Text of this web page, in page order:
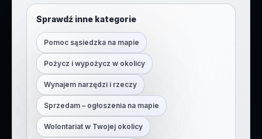
Sprawdź inne kategorie
Pomoc sąsiedzka na mapie
Pożycz i wypożycz w okolicy
Wynajem narzędzi i rzeczy
Sprzedam – ogłoszenia na mapie
Wolontariat w Twojej okolicy